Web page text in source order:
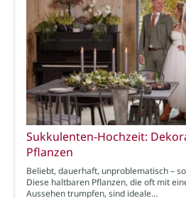
Sukkulenten-Hochzeit:
Pflanzen
Beliebt, dauerhaft, unproblematisch –
Diese haltbaren Pflanzen, die oft mit
Aussehen trumpfen, sind ideale…